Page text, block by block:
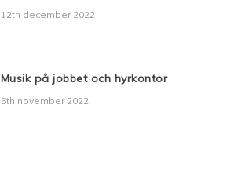
12th december 2022
Musik på jobbet och hyrkontor
5th november 2022